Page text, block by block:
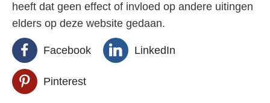
heeft dat geen effect of invloed op andere uitingen
elders op deze website gedaan.
Facebook LinkedIn
Pinterest